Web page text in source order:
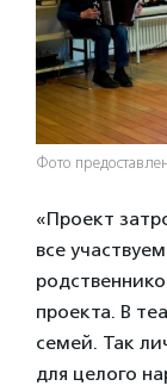
Фото
«Проект
все
проекта. В
семей. Так
для целого